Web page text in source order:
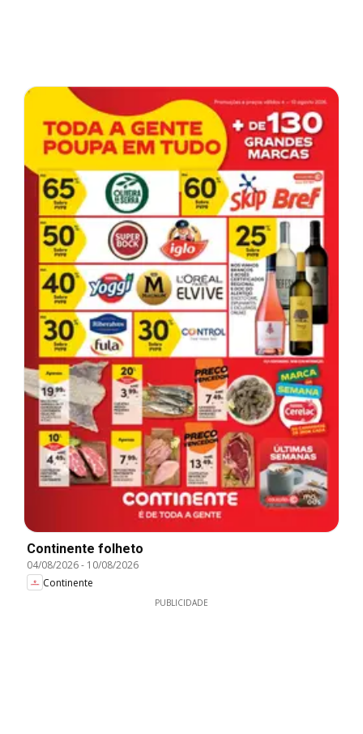
Continente folheto
04/08/2026- 10/08/2026
Continente
PUBLICIDADE